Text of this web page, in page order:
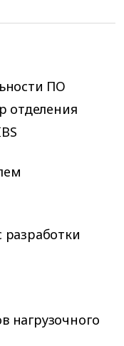
ПО
отделения
разработки
нагрузочного